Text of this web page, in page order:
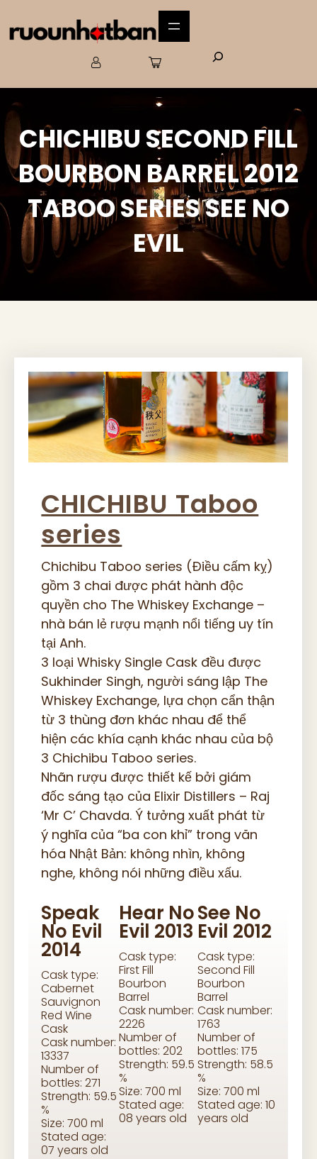
CHICHIBU SECOND FILL
BOURBON BARREL 2012
TABOO SERIES SEE NO
EVIL
CHICHIBU Taboo
series
Chichibu Taboo series (Điều cấm kỵ)
gồm 3 chai được phát hành độc
quyền cho The Whiskey Exchange –
nhà bán lẻ rượu mạnh nổi tiếng uy tín
tại Anh.
3 loại Whisky Single Cask đều được
Sukhinder Singh, người sáng lập The
Whiskey Exchange, lựa chọn cẩn thận
từ 3 thùng đơn khác nhau để thể
hiện các khía cạnh khác nhau của bộ
3 Chichibu Taboo series.
Nhãn rượu được thiết kế bởi giám
đốc sáng tạo của Elixir Distillers – Raj
‘Mr C’ Chavda. Ý tưởng xuất phát từ
ý nghĩa của “ba con khỉ” trong văn
hóa Nhật Bản: không nhìn, không
nghe, không nói những điều xấu.
Speak
No Evil
2014
Cask type:
Cabernet
Sauvignon
Red Wine
Cask
Cask number:
13337
Number of
bottles: 271
Strength: 59.5
%
Size: 700 ml
Stated age:
07 years old
Hear No
Evil 2013
Cask type:
First Fill
Bourbon
Barrel
Cask number:
2226
Number of
bottles: 202
Strength: 59.5
%
Size: 700 ml
Stated age:
08 years old
See No
Evil 2012
Cask type:
Second Fill
Bourbon
Barrel
Cask number:
1763
Number of
bottles: 175
Strength: 58.5
%
Size: 700 ml
Stated age: 10
years old